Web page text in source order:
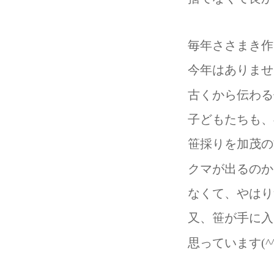
毎年ささまき
今年はありま
古くから伝わ
子どもたちも
笹採りを加茂
クマが出るの
なくて、やは
又、笹が手に
思っています